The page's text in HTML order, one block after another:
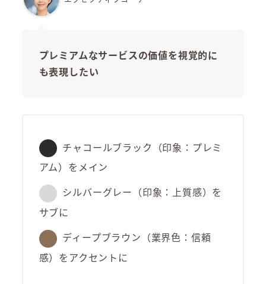
プレミアムなサービスの価値を視覚的に
も表現したい
チャコールブラック（印象：プレミ
アム）をメイン
シルバーグレー（印象：上質感）を
サブに
ディープブラウン（業界色：信頼
感）をアクセントに